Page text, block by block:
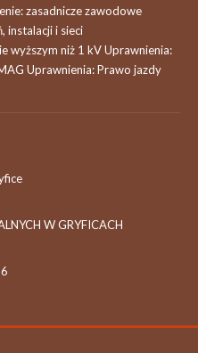
zasadnicze zawodowe
instalacji i sieci
wyższym niż 1 kV Uprawnienia:
Uprawnienia: Prawo jazdy
W GRYFICACH